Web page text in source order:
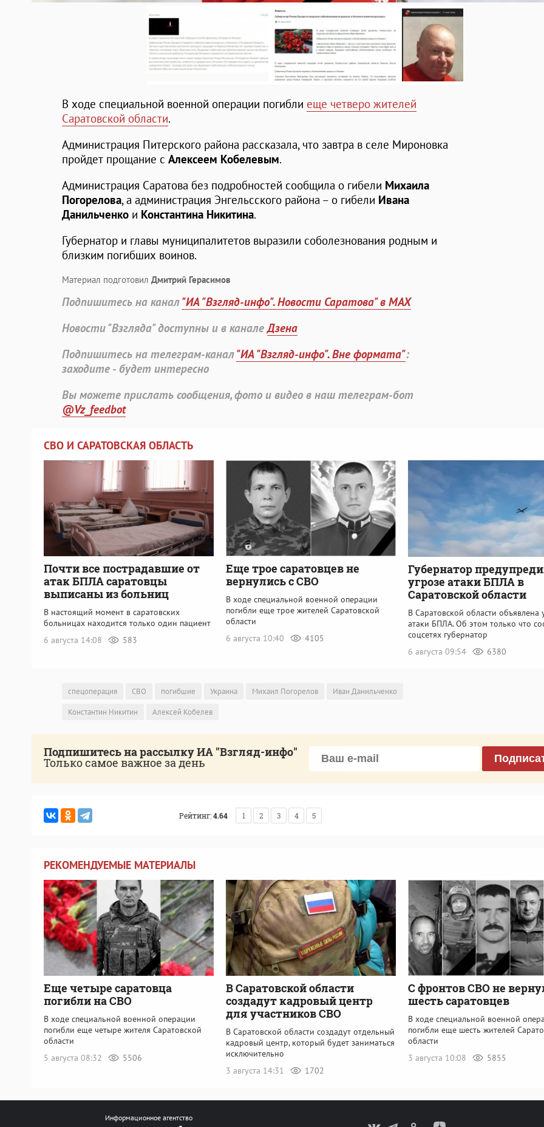
В ходе специальной военной операции погибли еще четверо жителей
Саратовской области.
Администрация Питерского района рассказала, что завтра в селе Мироновка
пройдет прощание с Алексеем Кобелевым.
Администрация Саратова без подробностей сообщила о гибели Михаила
Погорелова, а администрация Энгельсского района – о гибели Ивана
Данильченко и Константина Никитина.
Губернатор и главы муниципалитетов выразили соболезнования родным и
близким погибших воинов.
Материал подготовил Дмитрий Герасимов
Подпишитесь на канал"ИА "Взгляд-инфо". Новости Саратова" в MAX
Новости "Взгляда" доступны и в каналеДзена
Подпишитесь на телеграм-канал"ИА "Взгляд-инфо". Вне формата":
заходите - будет интересно
Вы можете прислать сообщения, фото и видео в наш телеграм-бот
@Vz_feedbot
СВО И САРАТОВСКАЯ ОБЛАСТЬ
Почти все пострадавшие от
атак БПЛА саратовцы
выписаны из больниц
В настоящий момент в саратовских
больницах находится только один пациент
6 августа 14:08
583
Еще трое саратовцев не
вернулись с СВО
В ходе специальной военной операции
погибли еще трое жителей Саратовской
области
6 августа 10:40
4105
Губернатор
угрозе атаки БПЛА в
Саратовской области
В Саратовской области объявлена
атаки БПЛА. Об этом только что
соцсетях губернатор
6 августа 09:54
6380
спецоперация СВО погибшие Украина Михаил Погорелов
Иван Данильченко
Константин Никитин
Алексей Кобелев
Подпишитесь на рассылку ИА "Взгляд-инфо"
Только самое важное за день
Рейтинг:4.64 1 2 3 4 5
РЕКОМЕНДУЕМЫЕ МАТЕРИАЛЫ
Еще четыре саратовца
погибли на СВО
В ходе специальной военной операции
погибли еще четыре жителя Саратовской
области
5 августа 08:32
5506
В Саратовской области
создадут кадровый центр
для участников СВО
В Саратовской области создадут отдельный
кадровый центр, который будет заниматься
исключительно
3 августа 14:31
1702
С фронтов СВО не
шесть саратовцев
В ходе специальной военной
погибли еще шесть жителей
области
3 августа 10:08
5855
Информационное агентство